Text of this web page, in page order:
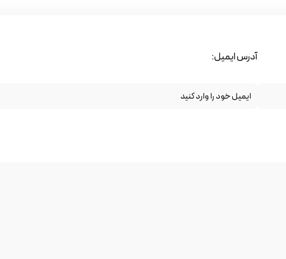
آدرس ایمیل: